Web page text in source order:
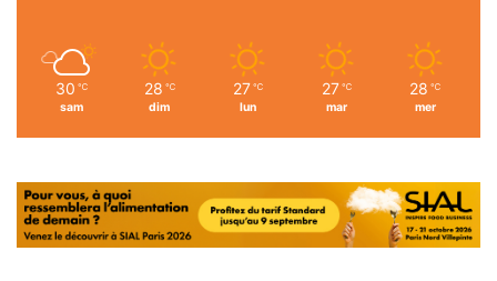
30 ℃
sam
28 ℃
dim
27 ℃
lun
27 ℃
mar
28 ℃
mer